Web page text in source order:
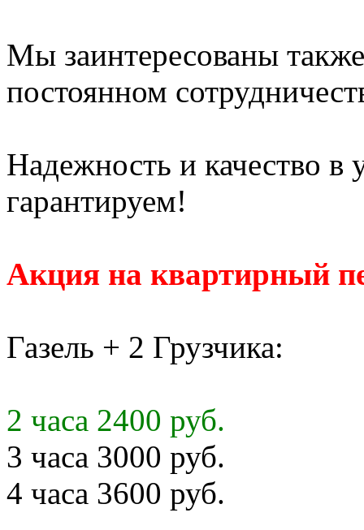
Мы заинтересованы
постоянном
Надежность и качество в
гарантируем!
Акция на квартирный
Газель + 2 Грузчика:
2 часа 2400 руб.
3 часа 3000 руб.
4 часа 3600 руб.